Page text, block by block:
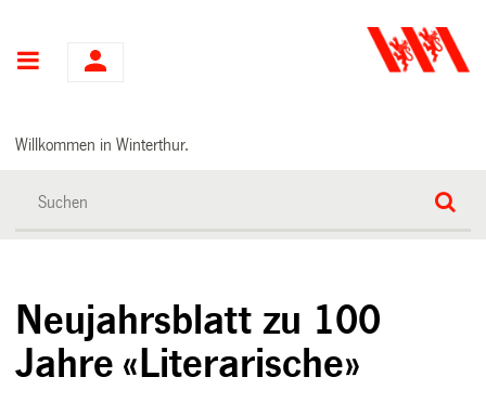
Hauptnavigation
Willkommen in Winterthur.
Neujahrsblatt zu 100
Jahre «Literarische»